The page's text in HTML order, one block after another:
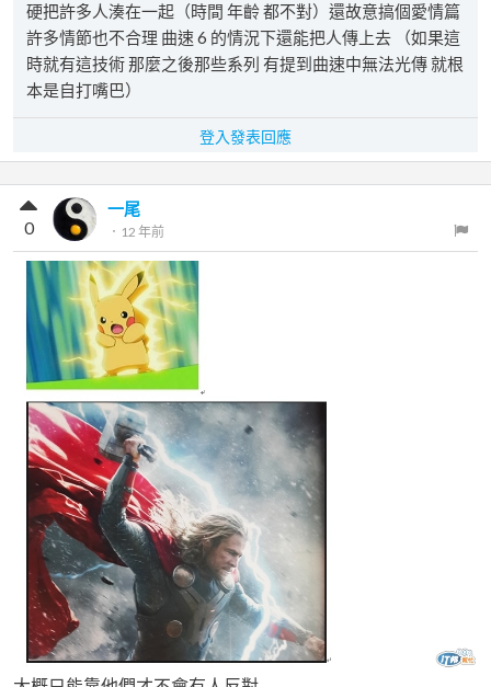
硬把許多人湊在一起（時間 年齡 都不對）還故意搞個愛情篇
許多情節也不合理 曲速 6 的情況下還能把人傳上去 （如果這
時就有這技術 那麼之後那些系列 有提到曲速中無法光傳 就根
本是自打嘴巴）
登入發表回應
一尾
． 12 年前
0